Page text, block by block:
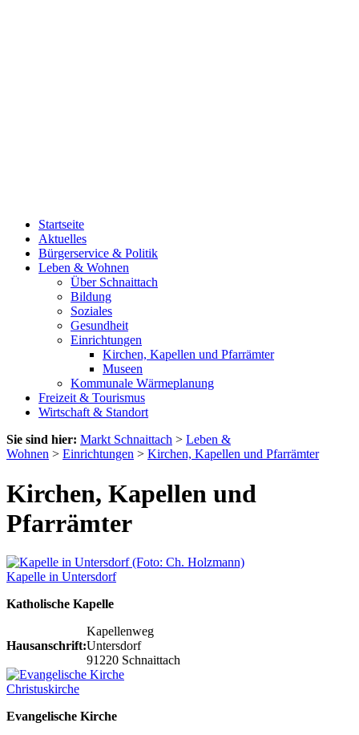
Startseite
Aktuelles
Bürgerservice & Politik
Leben & Wohnen
Über Schnaittach
Bildung
Soziales
Gesundheit
Einrichtungen
Kirchen, Kapellen und Pfarrämter
Museen
Kommunale Wärmeplanung
Freizeit & Tourismus
Wirtschaft & Standort
Sie sind hier: Markt Schnaittach > Leben &
Wohnen > Einrichtungen > Kirchen, Kapellen und Pfarrämter
Kirchen, Kapellen und
Pfarrämter
Kapelle in Untersdorf
Katholische Kapelle
Hausanschrift:
Kapellenweg
Untersdorf
91220 Schnaittach
Christuskirche
Evangelische Kirche